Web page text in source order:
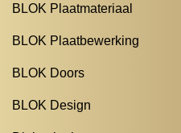
BLOK Plaatmateriaal
BLOK Plaatbewerking
BLOK Doors
BLOK Design